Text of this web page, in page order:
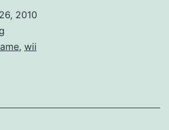
2010
, wii